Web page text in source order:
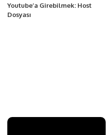
Youtube’a Girebilmek: Host
Dosyası